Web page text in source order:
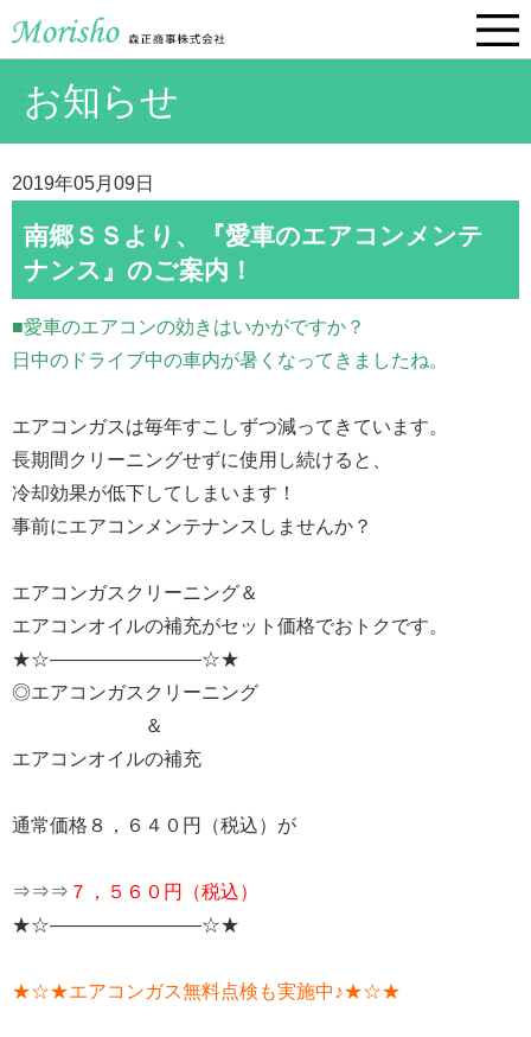
お知らせ
2019年05月09日
南郷ＳＳより、『愛車のエアコンメンテ
ナンス』のご案内！
■愛車のエアコンの効きはいかがですか？
日中のドライブ中の車内が暑くなってきましたね。
エアコンガスは毎年すこしずつ減ってきています。
長期間クリーニングせずに使用し続けると、
冷却効果が低下してしまいます！
事前にエアコンメンテナンスしませんか？
エアコンガスクリーニング＆
エアコンオイルの補充がセット価格でおトクです。
★☆————————☆★
◎エアコンガスクリーニング
＆
エアコンオイルの補充
通常価格８，６４０円（税込）が
⇒⇒⇒ ７，５６０円（税込）
★☆————————☆★
★☆★エアコンガス無料点検も実施中♪★☆★